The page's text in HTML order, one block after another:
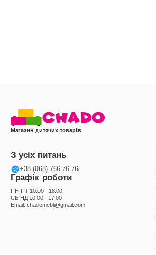
Магазин дитячих товарів
З усіх питань
+38 (068) 766-76-76
Графік роботи
ПН-ПТ 10:00 - 18:00
СБ-НД 10:00 - 17:00
Email: chadomebli@gmail.com